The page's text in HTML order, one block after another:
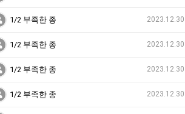
1/2 부족한 종 2023.12.30
1/2 부족한 종 2023.12.30
1/2 부족한 종 2023.12.30
1/2 부족한 종 2023.12.30